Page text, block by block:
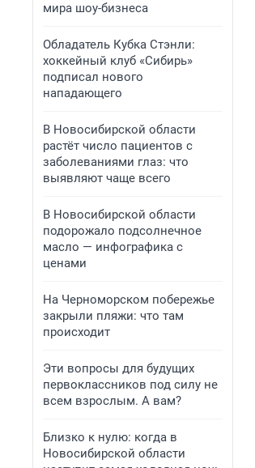
мира шоу-бизнеса
Обладатель Кубка Стэнли:
хоккейный клуб «Сибирь»
подписал нового
нападающего
В Новосибирской области
растёт число пациентов с
заболеваниями глаз: что
выявляют чаще всего
В Новосибирской области
подорожало подсолнечное
масло — инфографика с
ценами
На Черноморском побережье
закрыли пляжи: что там
происходит
Эти вопросы для будущих
первоклассников под силу не
всем взрослым. А вам?
Близко к нулю: когда в
Новосибирской области